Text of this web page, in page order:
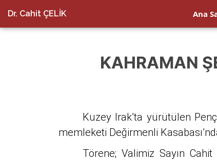
Dr. Cahit ÇELİK Ana
KAHRAMAN
Kuzey Irak’ta yürütülen
memleketi Değirmenli
Törene; Valimiz Sayın